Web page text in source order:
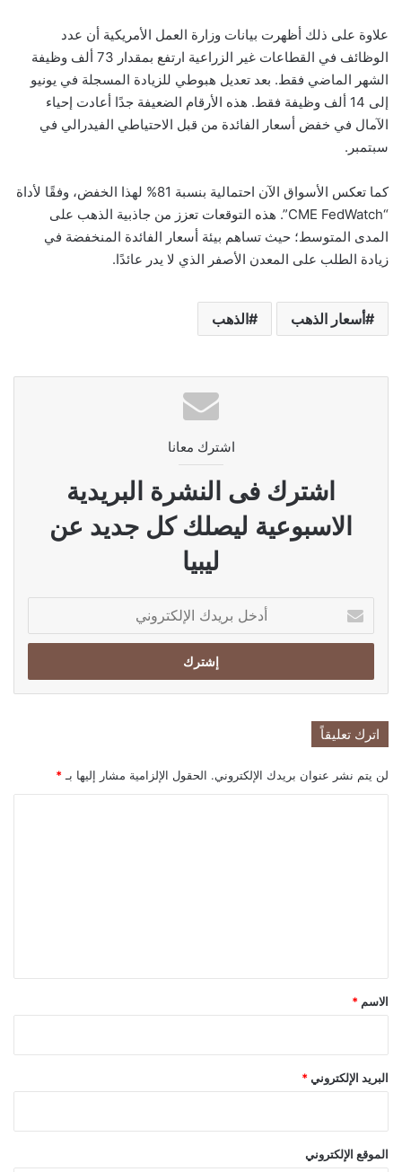
علاوة على ذلك أظهرت بيانات وزارة العمل الأمريكية أن عدد
الوظائف في القطاعات غير الزراعية ارتفع بمقدار 73 ألف وظيفة
الشهر الماضي فقط. بعد تعديل هبوطي للزيادة المسجلة في يونيو
إلى 14 ألف وظيفة فقط. هذه الأرقام الضعيفة جدًا أعادت إحياء
الآمال في خفض أسعار الفائدة من قبل الاحتياطي الفيدرالي في
سبتمبر.
كما تعكس الأسواق الآن احتمالية بنسبة 81% لهذا الخفض، وفقًا لأداة
“CME FedWatch”. هذه التوقعات تعزز من جاذبية الذهب على
المدى المتوسط؛ حيث تساهم بيئة أسعار الفائدة المنخفضة في
زيادة الطلب على المعدن الأصفر الذي لا يدر عائدًا.
أسعار الذهب الذهب
اشترك معانا
اشترك فى النشرة البريدية
الاسبوعية ليصلك كل جديد عن
ليبيا
بريدك
الإلكتروني
اترك تعليقاً
لن يتم نشر عنوان بريدك الإلكتروني. الحقول الإلزامية مشار إليها بـ *
*
الاسم *
البريد الإلكتروني *
الموقع الإلكتروني